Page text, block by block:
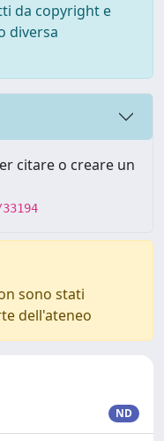
da copyright e
diversa
citare o creare un
sono stati
dell'ateneo
ND